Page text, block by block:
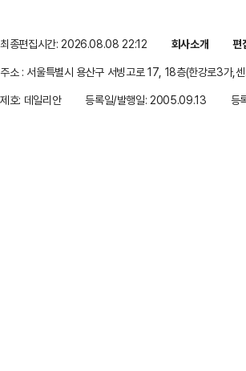
최종편집시간: 2026.08.08 22:12 회사소개 편
주소 : 서울특별시 용산구 서빙고로 17, 18층(한강로3가,
제호: 데일리안
등록일/발행일: 2005.09.13 등